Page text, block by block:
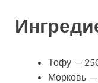
Тофу —
Морковь